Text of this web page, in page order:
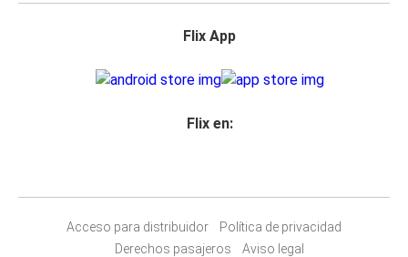
Flix App
Flix en:
Acceso para distribuidor
Política de privacidad
Derechos pasajeros
Aviso legal